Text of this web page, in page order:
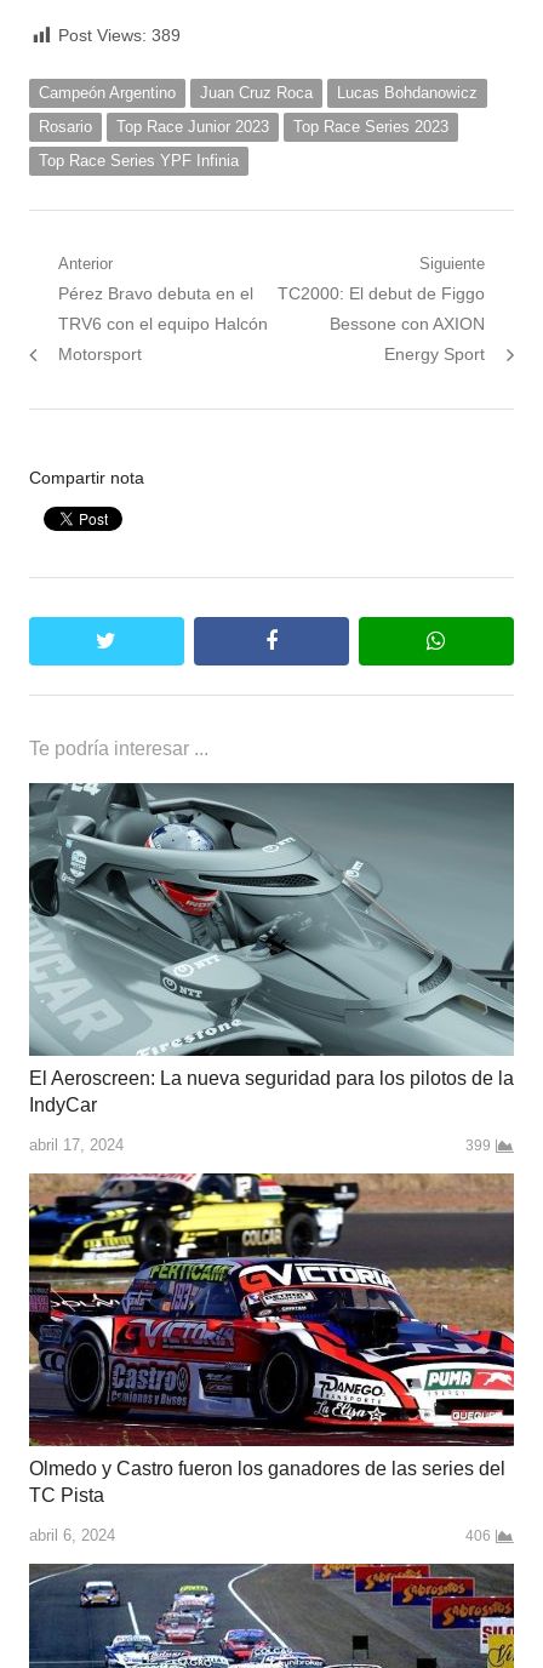
Post Views: 389
Campeón Argentino Juan Cruz Roca
Lucas Bohdanowicz
Rosario
Top Race Junior 2023
Top Race Series 2023
Top Race Series YPF Infinia
Navegación
de
entradas
Anterior
Nota
anterior:
Pérez Bravo debuta en el
TRV6 con el equipo Halcón
Motorsport
Siguiente
Siguiente
TC2000: El debut de Figgo
Bessone con AXION
Energy Sport
Compartir nota
facebook whatsapp
Te podría interesar ...
El Aeroscreen: La nueva seguridad para los pilotos de la
IndyCar
abril 17, 2024 399
Olmedo y Castro fueron los ganadores de las series del
TC Pista
abril 6, 2024 406